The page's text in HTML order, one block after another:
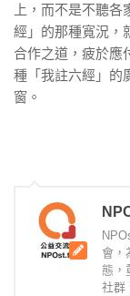
上，而不是不聽
經」的那種寬況，
合作之道，疲於應
種「我註六經」的
窗。
會，
態，
社群